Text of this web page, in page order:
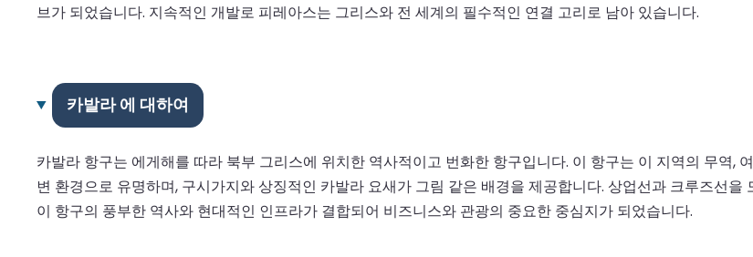
브가 되었습니다. 지속적인 개발로 피레아스는 그리스와 전 세계의 필수적인 연결 고리로 남아 있습니다.
카발라 에 대하여
카발라 항구는 에게해를 따라 북부 그리스에 위치한 역사적이고 번화한 항구입니다. 이 항구는 이 지역의 무역,
변 환경으로 유명하며, 구시가지와 상징적인 카발라 요새가 그림 같은 배경을 제공합니다. 상업선과 크루즈선
이 항구의 풍부한 역사와 현대적인 인프라가 결합되어 비즈니스와 관광의 중요한 중심지가 되었습니다.